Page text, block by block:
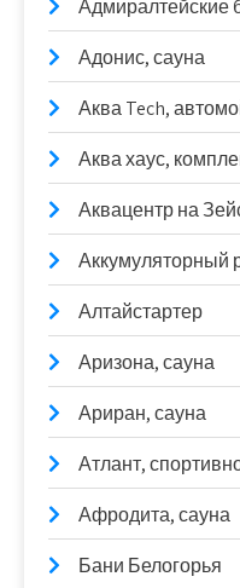
Адмиралтейские
Адонис, сауна
Аква Tech,
Аква хаус,
Аквацентр на
Аккумуляторный
Алтайстартер
Аризона, сауна
Ариран, сауна
Атлант,
Афродита, сауна
Бани Белогорья